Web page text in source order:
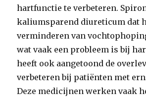
hartfunctie te verbeteren.
kaliumsparend diureticum dat
verminderen van
wat vaak een probleem is bij
heeft ook aangetoond de
verbeteren bij patiënten met
Deze medicijnen werken vaak